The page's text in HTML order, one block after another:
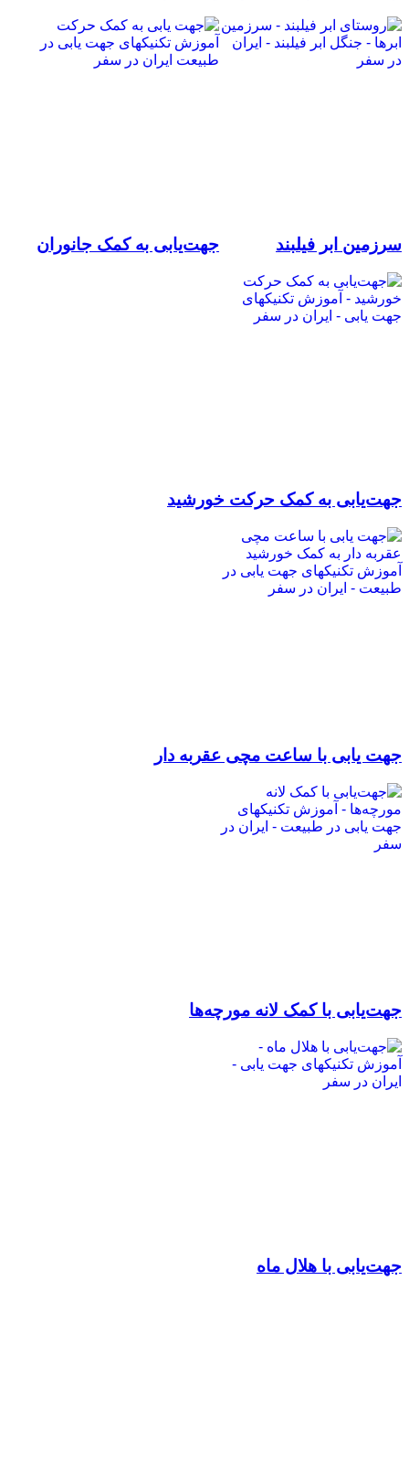
سرزمین ابر فیلبند جهت‌یابی به کمک جانوران
جهت‌یابی به کمک حرکت خورشید
جهت یابی با ساعت مچی عقربه دار
جهت‌یابی با کمک لانه مورچه‌ها
جهت‌یابی با هلال ماه